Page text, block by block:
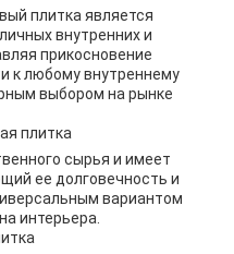
плитка является
внутренних и
прикосновение
к любому внутреннему
выбором на рынке
плитка
сырья и имеет
ее долговечность и
вариантом
интерьера.